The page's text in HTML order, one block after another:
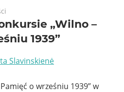
„Wilno –
1939”
Slavinskienė
o wrześniu 1939” w